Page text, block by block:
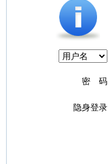
密 码
隐身登录